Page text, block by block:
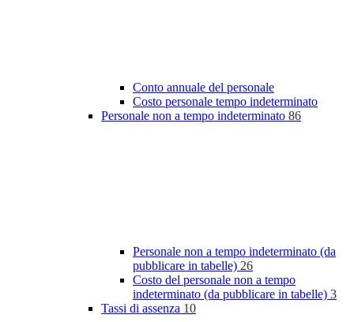
Conto annuale del personale
Costo personale tempo indeterminato
Personale non a tempo indeterminato 86
Personale non a tempo indeterminato (da
pubblicare in tabelle) 26
Costo del personale non a tempo
indeterminato (da pubblicare in tabelle) 3
Tassi di assenza 10